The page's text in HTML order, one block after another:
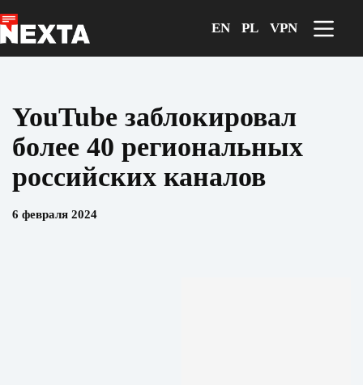
к
сути
EN PL VPN
YouTube заблокировал
более 40 региональных
российских каналов
6 февраля 2024